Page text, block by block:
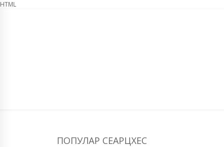
HTML
ПОПУЛАР СЕАРЦХЕС